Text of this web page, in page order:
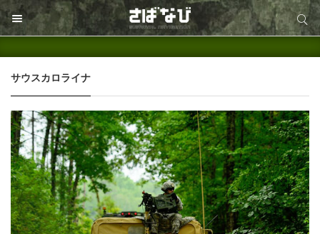
サイト内検索
サウスカロライナ
サイト内検索